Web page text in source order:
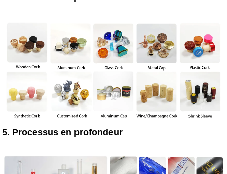
5. Processus en profondeur